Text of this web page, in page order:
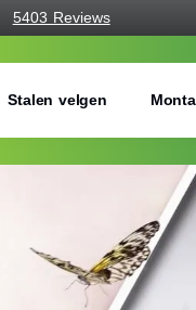
5403 Reviews
Stalen velgen
Bestel voordelig
Gratis bezorgd of